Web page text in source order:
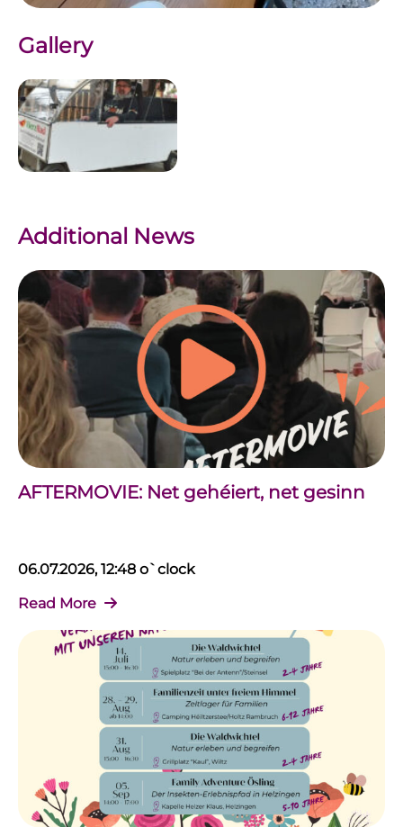
Gallery
Additional News
AFTERMOVIE: Net gehéiert, net gesinn
06.07.2026, 12:48 o`clock
Read More